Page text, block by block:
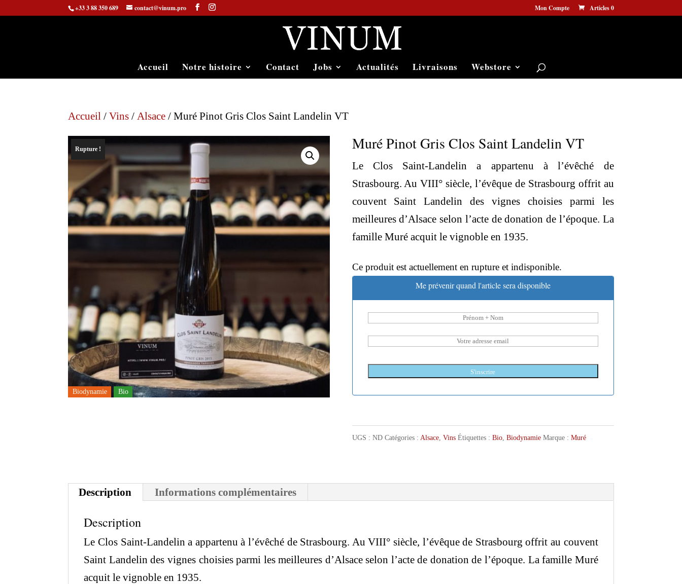
+33 3 88 350 689 contact@vinum.pro Mon Compte Articles 0
Accueil Notre histoire Contact Jobs Actualités Livraisons Webstore
Accueil /Vins /Alsace / Muré Pinot Gris Clos Saint Landelin VT
Biodynamie Bio
Rupture ! Muré Pinot Gris Clos Saint Landelin VT
Le Clos Saint-Landelin a appartenu à l’évêché de
Strasbourg. Au VIII° siècle, l’évêque de Strasbourg offrit au
couvent Saint Landelin des vignes choisies parmi les
meilleures d’Alsace selon l’acte de donation de l’époque. La
famille Muré acquit le vignoble en 1935.
Ce produit est actuellement en rupture et indisponible.
Me prévenir quand l'article sera disponible
S'inscrire
UGS : ND Catégories : Alsace, Vins Étiquettes : Bio, Biodynamie Marque : Muré
Description Informations complémentaires
Description
Le Clos Saint-Landelin a appartenu à l’évêché de Strasbourg. Au VIII° siècle, l’évêque de Strasbourg offrit au couvent
Saint Landelin des vignes choisies parmi les meilleures d’Alsace selon l’acte de donation de l’époque. La famille Muré
acquit le vignoble en 1935.